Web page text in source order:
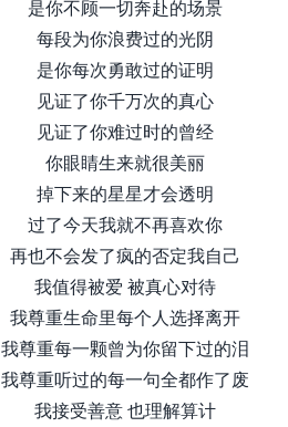
是你不顾一切奔赴的场景
每段为你浪费过的光阴
是你每次勇敢过的证明
见证了你千万次的真心
见证了你难过时的曾经
你眼睛生来就很美丽
掉下来的星星才会透明
过了今天我就不再喜欢你
再也不会发了疯的否定我自己
我值得被爱 被真心对待
我尊重生命里每个人选择离开
我尊重每一颗曾为你留下过的泪
我尊重听过的每一句全都作了废
我接受善意 也理解算计